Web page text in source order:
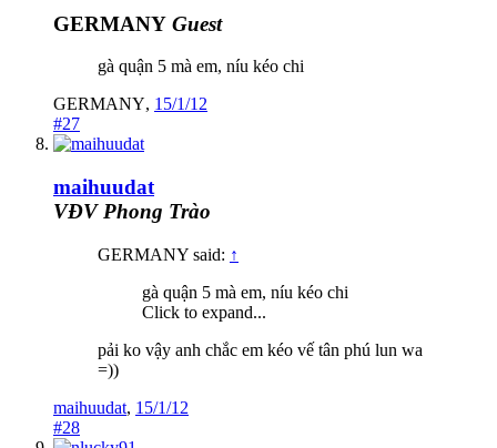
GERMANY Guest
gà quận 5 mà em, níu kéo chi
GERMANY, 15/1/12
#27
maihuudat
VĐV Phong Trào
GERMANY said: ↑
gà quận 5 mà em, níu kéo chi
Click to expand...
pải ko vậy anh chắc em kéo vế tân phú lun wa
=))
maihuudat, 15/1/12
#28